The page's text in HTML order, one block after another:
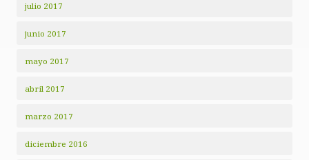
julio 2017
junio 2017
mayo 2017
abril 2017
marzo 2017
diciembre 2016